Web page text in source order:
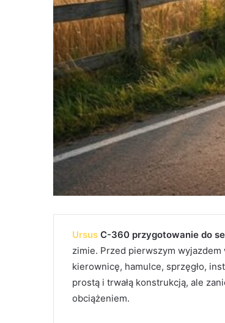
Ursus C-360 przygotowanie do
zimie. Przed pierwszym wyjazdem
kierownicę, hamulce, sprzęgło,
prostą i trwałą konstrukcją, ale
obciążeniem.